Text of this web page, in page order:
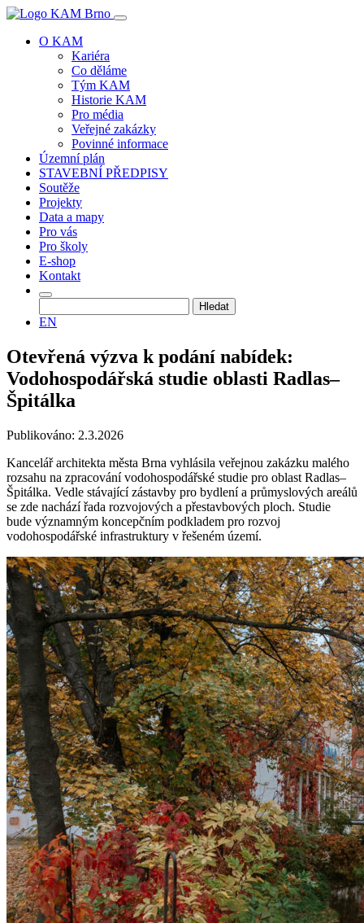
O KAM
Kariéra
Co děláme
Tým KAM
Historie KAM
Pro média
Veřejné zakázky
Povinné informace
Územní plán
STAVEBNÍ PŘEDPISY
Soutěže
Projekty
Data a mapy
Pro vás
Pro školy
E-shop
Kontakt
EN
Otevřená výzva k podání nabídek:
Vodohospodářská studie oblasti Radlas–
Špitálka
Publikováno: 2.3.2026
Kancelář architekta města Brna vyhlásila veřejnou zakázku malého
rozsahu na zpracování vodohospodářské studie pro oblast Radlas–
Špitálka. Vedle stávající zástavby pro bydlení a průmyslových areálů
se zde nachází řada rozvojových a přestavbových ploch. Studie
bude významným koncepčním podkladem pro rozvoj
vodohospodářské infrastruktury v řešeném území.